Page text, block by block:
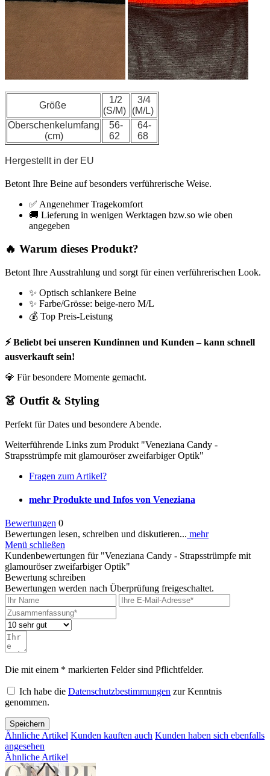
Größe
1/2
(S/M)
3/4
(M/L)
Oberschenkelumfang
(cm)
56-
62
64-
68
Hergestellt in der EU
Betont Ihre Beine auf besonders verführerische Weise.
✅ Angenehmer Tragekomfort
🚚 Lieferung in wenigen Werktagen bzw.so wie oben
angegeben
🔥 Warum dieses Produkt?
Betont Ihre Ausstrahlung und sorgt für einen verführerischen Look.
✨ Optisch schlankere Beine
✨ Farbe/Grösse: beige-nero M/L
💰 Top Preis-Leistung
⚡ Beliebt bei unseren Kundinnen und Kunden – kann schnell
ausverkauft sein!
💎 Für besondere Momente gemacht.
👗 Outfit & Styling
Perfekt für Dates und besondere Abende.
Weiterführende Links zum Produkt "Veneziana Candy -
Strapsstrümpfe mit glamouröser zweifarbiger Optik"
Fragen zum Artikel?
mehr Produkte und Infos von Veneziana
Bewertungen 0
Bewertungen lesen, schreiben und diskutieren... mehr
Menü schließen
Kundenbewertungen für "Veneziana Candy - Strapsstrümpfe mit
glamouröser zweifarbiger Optik"
Bewertung schreiben
Bewertungen werden nach Überprüfung freigeschaltet.
Die mit einem * markierten Felder sind Pflichtfelder.
Ich habe die Datenschutzbestimmungen zur Kenntnis
genommen.
Speichern
Ähnliche Artikel Kunden kauften auch Kunden haben sich ebenfalls
angesehen
Ähnliche Artikel